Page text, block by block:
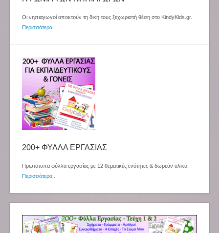
Οι νηπιαγωγοί αποκτούν τη δική τους ξεχωριστή θέση στο KindyKids.gr.
Περισσότερα...
200+ ΦΥΛΛΑ ΕΡΓΑΣΙΑΣ
Πρωτότυπα φύλλα εργασίας με 12 θεματικές ενότητες & δωρεάν υλικό.
Περισσότερα...